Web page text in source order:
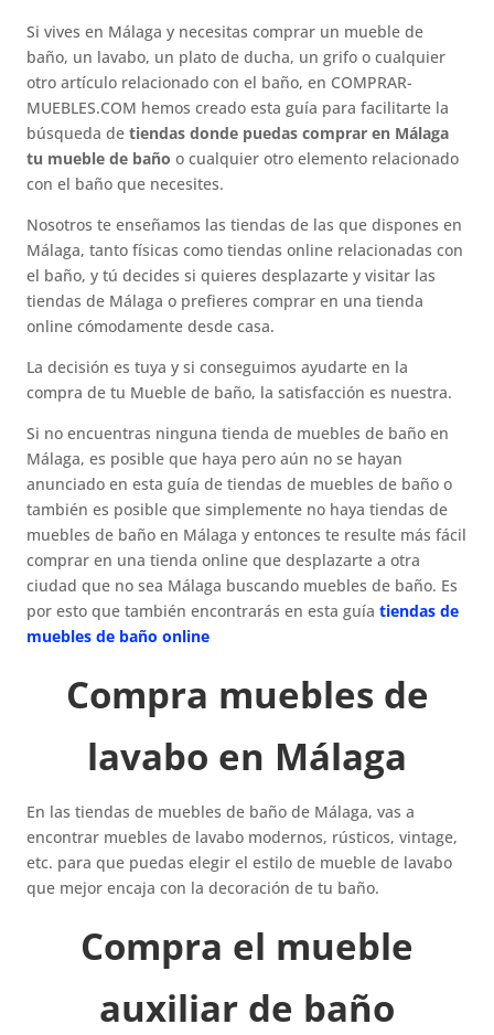
Si vives en Málaga y necesitas comprar un mueble de
baño, un lavabo, un plato de ducha, un grifo o cualquier
otro artículo relacionado con el baño, en COMPRAR-
MUEBLES.COM hemos creado esta guía para facilitarte la
búsqueda detiendas donde puedas comprar en Málaga
tu mueble de baño o cualquier otro elemento relacionado
con el baño que necesites.
Nosotros te enseñamos las tiendas de las que dispones en
Málaga, tanto físicas como tiendas online relacionadas con
el baño, y tú decides si quieres desplazarte y visitar las
tiendas de Málaga o prefieres comprar en una tienda
online cómodamente desde casa.
La decisión es tuya y si conseguimos ayudarte en la
compra de tu Mueble de baño, la satisfacción es nuestra.
Si no encuentras ninguna tienda de muebles de baño en
Málaga, es posible que haya pero aún no se hayan
anunciado en esta guía de tiendas de muebles de baño o
también es posible que simplemente no haya tiendas de
muebles de baño en Málaga y entonces te resulte más fácil
comprar en una tienda online que desplazarte a otra
ciudad que no sea Málaga buscando muebles de baño. Es
por esto que también encontrarás en esta guíatiendas de
muebles de baño online
Compra muebles de
lavabo en Málaga
En las tiendas de muebles de baño de Málaga, vas a
encontrar muebles de lavabo modernos, rústicos, vintage,
etc. para que puedas elegir el estilo de mueble de lavabo
que mejor encaja con la decoración de tu baño.
Compra el mueble
auxiliar de baño